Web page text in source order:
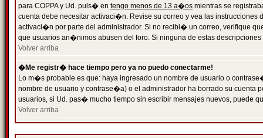
para COPPA y Ud. puls� en tengo menos de 13 a�os mientras se
cuenta debe necesitar activaci�n. Revise su correo y vea las
activaci�n por parte del administrador. Si no recibi� un correo, verifique
que usuarios an�nimos abusen del foro. Si ninguna de estas
Volver arriba
�Me registr� hace tiempo pero ya no puedo conectarme!
Lo m�s probable es que: haya ingresado un nombre de usuario o
nombre de usuario y contrase�a) o el administrador ha borrado su
usuarios, si Ud. pas� mucho tiempo sin escribir mensajes nuevos, puede
Volver arriba